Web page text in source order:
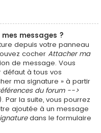
messages ?
depuis votre panneau
cocher Attacher ma
de message. Vous
à tous vos
ma signature » à partir
du forum -->
Par la suite, vous pourrez
ajoutée à un message
dans le formulaire